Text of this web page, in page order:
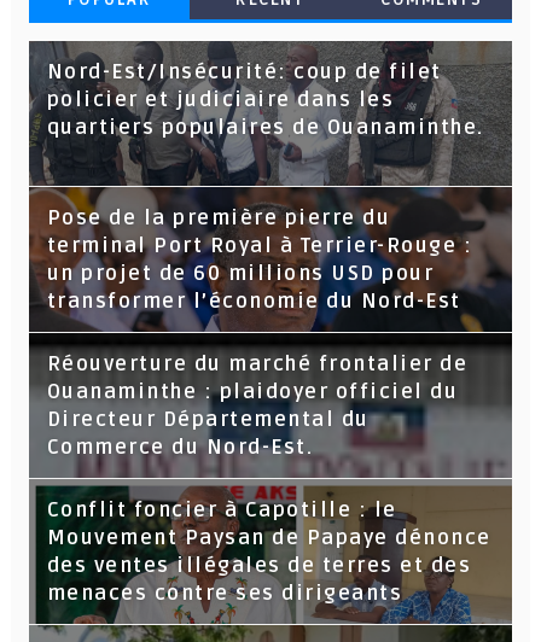
Nord-Est/Insécurité: coup de filet
policier et judiciaire dans les
quartiers populaires de Ouanaminthe.
Pose de la première pierre du
terminal Port Royal à Terrier-Rouge :
un projet de 60 millions USD pour
transformer l’économie du Nord-Est
Réouverture du marché frontalier de
Ouanaminthe : plaidoyer officiel du
Directeur Départemental du
Commerce du Nord-Est.
Conflit foncier à Capotille : le
Mouvement Paysan de Papaye dénonce
des ventes illégales de terres et des
menaces contre ses dirigeants